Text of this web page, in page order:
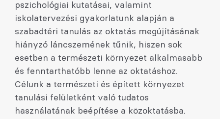
pszichológiai kutatásai, valamint
iskolatervezési gyakorlatunk alapján a
szabadtéri tanulás az oktatás megújításának
hiányzó láncszemének tűnik, hiszen sok
esetben a természeti környezet alkalmasabb
és fenntarthatóbb lenne az oktatáshoz.
Célunk a természeti és épített környezet
tanulási felületként való tudatos
használatának beépítése a közoktatásba.